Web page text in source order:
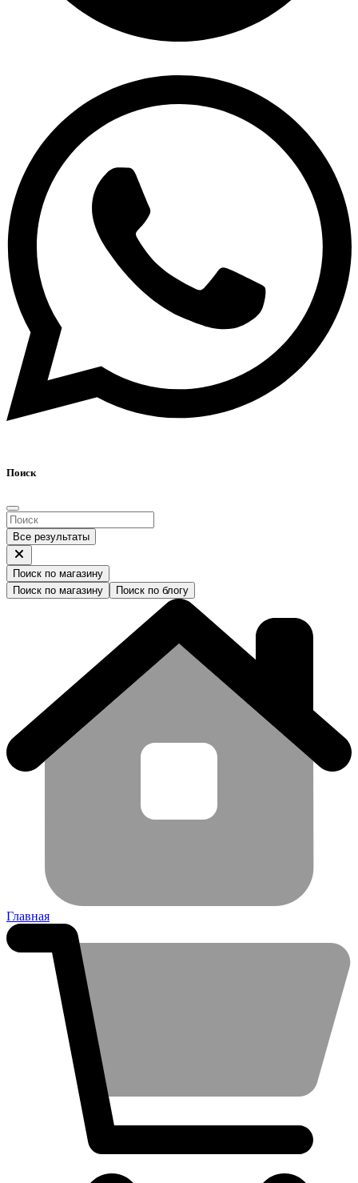
Поиск
Все результаты
Поиск по магазину
Поиск по магазину
Поиск по блогу
Главная